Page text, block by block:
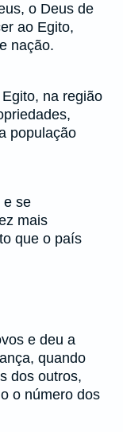
o Deus de
ao Egito,
nação.
na região
população
e se
mais
que o país
e deu a
quando
dos outros,
o número dos